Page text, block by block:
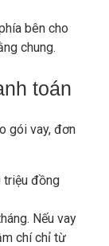
bên cho
chung.
toán
gói vay, đơn
triệu đồng
Nếu vay
chí chỉ từ